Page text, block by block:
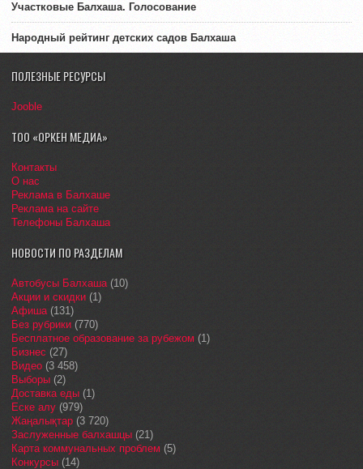
Участковые Балхаша. Голосование
Народный рейтинг детских садов Балхаша
ПОЛЕЗНЫЕ РЕСУРСЫ
Jooble
ТОО «ОРКЕН МЕДИА»
Контакты
О нас
Реклама в Балхаше
Реклама на сайте
Телефоны Балхаша
НОВОСТИ ПО РАЗДЕЛАМ
Автобусы Балхаша(10)
Акции и скидки (1)
Афиша(131)
Без рубрики (770)
Бесплатное образование за рубежом (1)
Бизнес (27)
Видео (3 458)
Выборы (2)
Доставка еды (1)
Еске алу (979)
Жаңалықтар (3 720)
Заслуженные балхашцы (21)
Карта коммунальных проблем (5)
Конкурсы (14)